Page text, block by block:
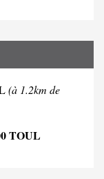
(à 1.2km de
TOUL